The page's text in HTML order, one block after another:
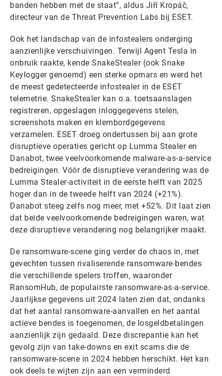
banden hebben met de staat”, aldus Jiří Kropáč,
directeur van de Threat Prevention Labs bij ESET.
Ook het landschap van de infostealers onderging
aanzienlijke verschuivingen. Terwijl Agent Tesla in
onbruik raakte, kende SnakeStealer (ook Snake
Keylogger genoemd) een sterke opmars en werd het
de meest gedetecteerde infostealer in de ESET
telemetrie. SnakeStealer kan o.a. toetsaanslagen
registreren, opgeslagen inloggegevens stelen,
screenshots maken en klembordgegevens
verzamelen. ESET droeg ondertussen bij aan grote
disruptieve operaties gericht op Lumma Stealer en
Danabot, twee veelvoorkomende malware-as-a-service
bedreigingen. Vóór de disruptieve verandering was de
Lumma Stealer-activiteit in de eerste helft van 2025
hoger dan in de tweede helft van 2024 (+21%).
Danabot steeg zelfs nog meer, met +52%. Dit laat zien
dat beide veelvoorkomende bedreigingen waren, wat
deze disruptieve verandering nog belangrijker maakt.
De ransomware-scene ging verder de chaos in, met
gevechten tussen rivaliserende ransomware-bendes
die verschillende spelers troffen, waaronder
RansomHub, de populairste ransomware-as-a-service.
Jaarlijkse gegevens uit 2024 laten zien dat, ondanks
dat het aantal ransomware-aanvallen en het aantal
actieve bendes is toegenomen, de losgeldbetalingen
aanzienlijk zijn gedaald. Deze discrepantie kan het
gevolg zijn van take-downs en exit scams die de
ransomware-scene in 2024 hebben herschikt. Het kan
ook deels te wijten zijn aan een verminderd